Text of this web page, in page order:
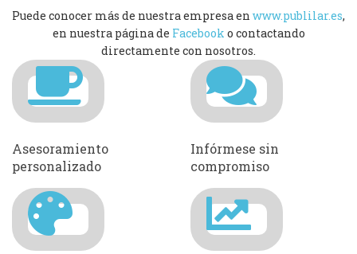
Puede conocer más de nuestra empresa en www.publilar.es,
en nuestra página de Facebook o contactando
directamente con nosotros.
Asesoramiento
personalizado
Infórmese sin
compromiso